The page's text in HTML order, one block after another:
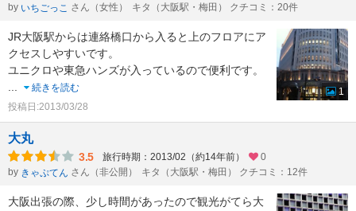
by いちごっこ さん（女性） キタ（大阪駅・梅田） クチコミ：20件
JR大阪駅からは連絡橋口から入ると上のフロアにア
クセスしやすいです。
ユニクロや東急ハンズが入っているので便利です。
...
続きを読む
投稿日:2013/03/28
1
大丸
3.5 旅行時期：2013/02（約14年前）
0
by きゃぷてん さん（非公開） キタ（大阪駅・梅田） クチコミ：12件
大阪出張の際、少し時間があったので観光がてら大